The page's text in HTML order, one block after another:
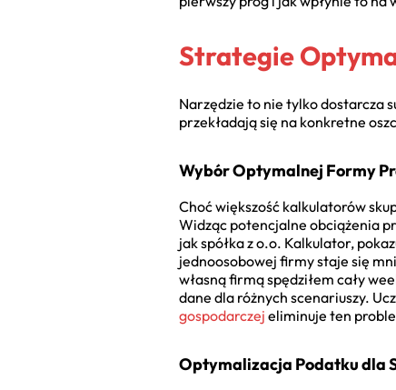
Strategie
Narzędzie to nie tylko dostarcza
przekładają się na konkretne
Wybór Optymalnej Formy
Choć większość kalkulatorów
Widząc potencjalne obciążenia
jak spółka z o.o. Kalkulator,
jednoosobowej firmy staje się
własną firmą spędziłem cały
dane dla różnych scenariuszy.
gospodarczej eliminuje ten
Optymalizacja Podatku dla